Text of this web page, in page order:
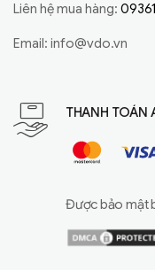
Liên hệ mua hàng:
Email: info@vdo.vn
THANH TOÁN
Được bảo mật